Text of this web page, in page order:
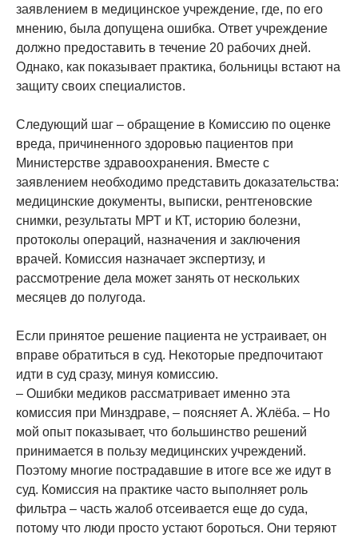
заявлением в медицинское учреждение, где, по его
мнению, была допущена ошибка. Ответ учреждение
должно предоставить в течение 20 рабочих дней.
Однако, как показывает практика, больницы встают на
защиту своих специалистов.
Следующий шаг – обращение в Комиссию по оценке
вреда, причиненного здоровью пациентов при
Министерстве здравоохранения. Вместе с
заявлением необходимо представить доказательства:
медицинские документы, выписки, рентгеновские
снимки, результаты МРТ и КТ, историю болезни,
протоколы операций, назначения и заключения
врачей. Комиссия назначает экспертизу, и
рассмотрение дела может занять от нескольких
месяцев до полугода.
Если принятое решение пациента не устраивает, он
вправе обратиться в суд. Некоторые предпочитают
идти в суд сразу, минуя комиссию.
– Ошибки медиков рассматривает именно эта
комиссия при Минздраве, – поясняет А. Жлёба. – Но
мой опыт показывает, что большинство решений
принимается в пользу медицинских учреждений.
Поэтому многие пострадавшие в итоге все же идут в
суд. Комиссия на практике часто выполняет роль
фильтра – часть жалоб отсеивается еще до суда,
потому что люди просто устают бороться. Они теряют